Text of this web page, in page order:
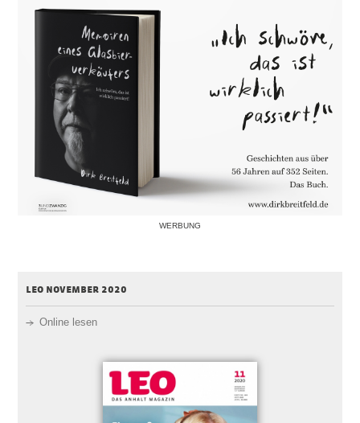
WERBUNG
leo november 2020
Online lesen